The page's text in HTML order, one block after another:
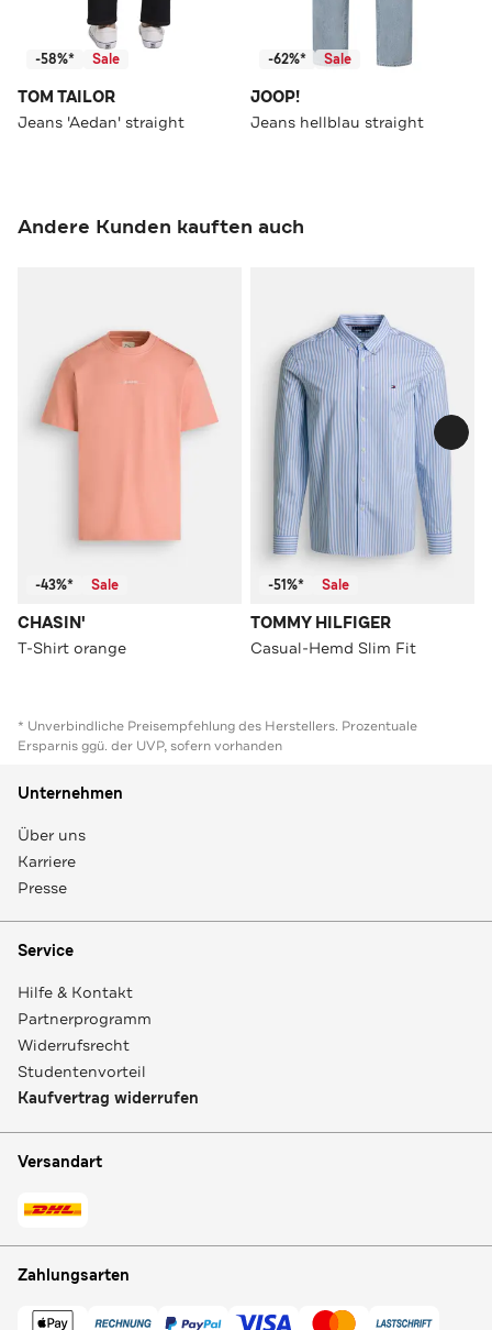
-58%* Sale
TOM TAILOR
Jeans 'Aedan' straight
-62%* Sale
JOOP!
Jeans hellblau straight
Andere Kunden kauften auch
-43%* Sale
CHASIN'
T-Shirt orange
-51%* Sale
TOMMY HILFIGER
Casual-Hemd Slim Fit
* Unverbindliche Preisempfehlung des Herstellers. Prozentuale
Ersparnis ggü. der UVP, sofern vorhanden
Unternehmen
Über uns
Karriere
Presse
Service
Hilfe & Kontakt
Partnerprogramm
Widerrufsrecht
Studentenvorteil
Kaufvertrag widerrufen
Versandart
Zahlungsarten